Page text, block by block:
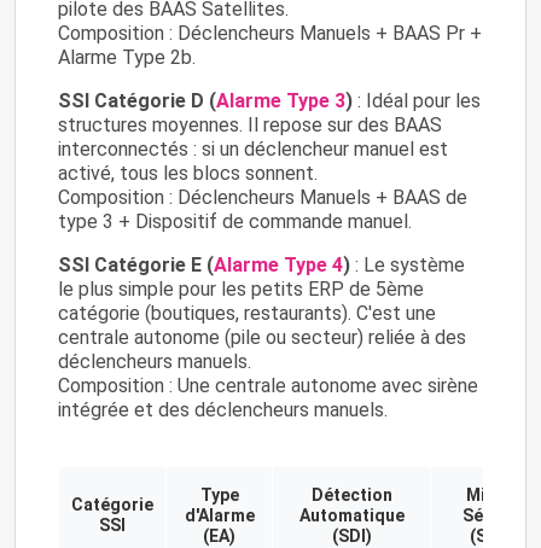
pilote des BAAS Satellites.
Composition : Déclencheurs Manuels + BAAS Pr +
Alarme Type 2b.
SSI Catégorie D (Alarme Type 3) : Idéal pour les
structures moyennes. Il repose sur des BAAS
interconnectés : si un déclencheur manuel est
activé, tous les blocs sonnent.
Composition : Déclencheurs Manuels + BAAS de
type 3 + Dispositif de commande manuel.
SSI Catégorie E (Alarme Type 4) : Le système
le plus simple pour les petits ERP de 5ème
catégorie (boutiques, restaurants). C'est une
centrale autonome (pile ou secteur) reliée à des
déclencheurs manuels.
Composition : Une centrale autonome avec sirène
intégrée et des déclencheurs manuels.
Catégorie
SSI
Type
d'Alarme
(EA)
Détection
Automatique
(SDI)
Mise en
Sécurité
(SMSI)